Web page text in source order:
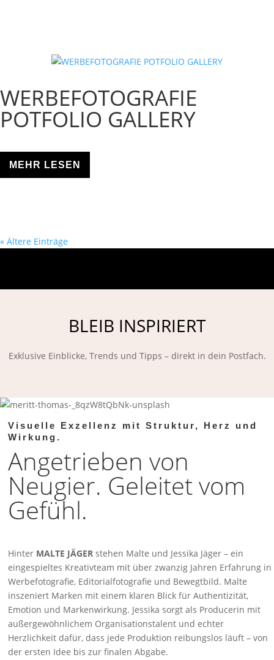
WERBEFOTOGRAFIE
POTFOLIO GALLERY
MEHR LESEN
« Ältere Einträge
BLEIB INSPIRIERT
Exklusive Einblicke, Trends und Tipps – direkt in dein Postfach.
Visuelle Exzellenz mit Struktur, Herz und
Wirkung.
Angetrieben von
Neugier. Geleitet vom
Gefühl.
Hinter MALTE JÄGER stehen Malte und Jessika Jäger – ein
eingespieltes Kreativteam mit über zwanzig Jahren Erfahrung in
Werbefotografie, Editorialfotografie und Bewegtbild. Malte
inszeniert Marken mit einem klaren Blick für Authentizität,
Emotion und Markenwirkung. Jessika sorgt als Producerin mit
außergewöhnlichem Organisationstalent und echter
Herzlichkeit dafür, dass jede Produktion reibungslos läuft – von
der ersten Idee bis zur finalen Abgabe.